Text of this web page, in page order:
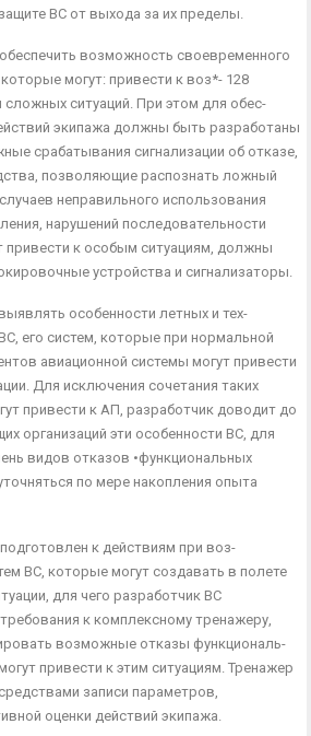
ВС от выхода за их пределы.
возможность своевре­менного
могут: привести к воз*- 128
сложных ситуаций. При этом для обес­
экипажа должны быть разрабо­таны
срабатывания сигнализации об отказе,
позволяющие распоз­нать ложный
неправильного использования
нарушений по­следовательности
привести к особым ситуациям, должны
устрой­ства и сигнализаторы.
особенности летных и тех­
его систем, которые при нормаль­ной
авиационной системы могут привести
Для исключения сочета­ния таких
привести к АП, разработ­чик доводит до
организаций эти особенности ВС, для
видов отказов •функциональных
по мере накопления опыта
к действиям при воз­
ВС, которые могут создавать в по­лете
для чего разработчик ВС
к комплексному тренажеру,
возможные отказы функциональ­
привести к этим ситуациям. Тре­нажер
записи параметров,
оценки действий экипажа.